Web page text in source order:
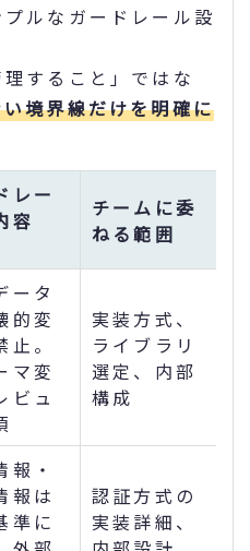
ルなガードレール設
すること」ではな
境界線だけを明確に
レー
容
チームに委
ねる範囲
ータ
的変
止。
マ変
ビュ
実装方式、
ライブラリ
選定、内部
構成
報・
報は
準に
認証方式の
実装詳細、